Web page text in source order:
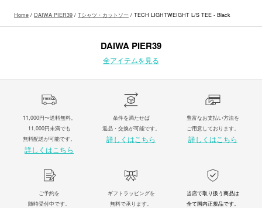
Home / DAIWA PIER39 / Tシャツ・カットソー / TECH LIGHTWEIGHT L/S TEE - Black
DAIWA PIER39
全アイテムを見る
11,000円〜送料無料。
11,000円未満でも
無料配送が可能です。
詳しくはこちら
条件を満たせば
返品・交換が可能です。
詳しくはこちら
豊富なお支払い方法を
ご用意しております。
詳しくはこちら
ご予約を
随時受付中です。
ギフトラッピングを
無料で承ります。
当店で取り扱う商品は
全て国内正規品です。